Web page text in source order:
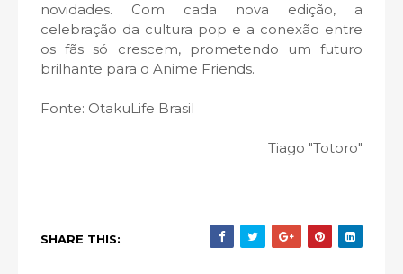
novidades. Com cada nova edição, a
celebração da cultura pop e a conexão entre
os fãs só crescem, prometendo um futuro
brilhante para o Anime Friends.
Fonte: OtakuLife Brasil
Tiago "Totoro"
SHARE THIS: